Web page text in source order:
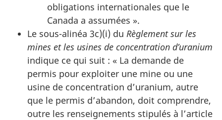
obligations internationales que le
Canada a assumées ».
Le sous-alinéa 3c)(i) du Règlement sur les
mines et les usines de concentration d’uranium
indique ce qui suit : « La demande de
permis pour exploiter une mine ou une
usine de concentration d’uranium, autre
que le permis d’abandon, doit comprendre,
outre les renseignements stipulés à l’article